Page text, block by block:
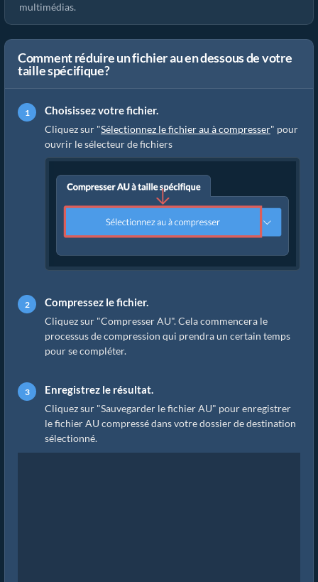
multimédias.
Comment réduire un fichier au en dessous de votre
taille spécifique?
Choisissez votre fichier.
Cliquez sur "Sélectionnez le fichier au à compresser" pour
ouvrir le sélecteur de fichiers
Compressez le fichier.
Cliquez sur "Compresser AU". Cela commencera le
processus de compression qui prendra un certain temps
pour se compléter.
Enregistrez le résultat.
Cliquez sur "Sauvegarder le fichier AU" pour enregistrer
le fichier AU compressé dans votre dossier de destination
sélectionné.